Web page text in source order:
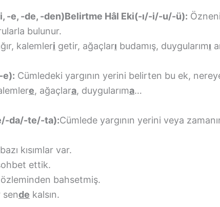
-e, -de, -den)Belirtme Hâl Eki(-ı/-i/-u/-ü):
bulunur.
kalemleri getir, ağaçları budamış, duygularımı
e): Cümledeki yargının yerini belirten bu ek,
e, ağaçlara, duygularıma…
da/-te/-ta):Cümlede yargının yerini veya
kısımlar var.
ettik.
bahsetmiş.
sende kalsın.